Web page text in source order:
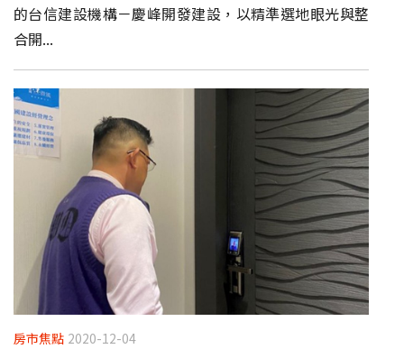
的台信建設機構－慶峰開發建設，以精準選地眼光與整
合開...
房市焦點 2020-12-04